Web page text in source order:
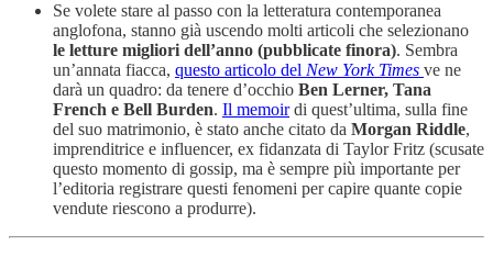
Se volete stare al passo con la letteratura contemporanea
anglofona, stanno già uscendo molti articoli che selezionano
le letture migliori dell’anno (pubblicate finora). Sembra
un’annata fiacca, questo articolo del New York Times ve ne
darà un quadro: da tenere d’occhio Ben Lerner, Tana
French e Bell Burden. Il memoirdi quest’ultima, sulla fine
del suo matrimonio, è stato anche citato da Morgan Riddle,
imprenditrice e influencer, ex fidanzata di Taylor Fritz (scusate
questo momento di gossip, ma è sempre più importante per
l’editoria registrare questi fenomeni per capire quante copie
vendute riescono a produrre).